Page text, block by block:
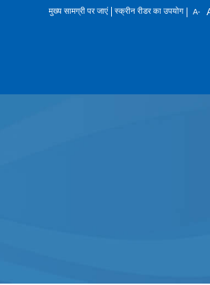
मुख्य सामग्री पर जाएं स्क्रीन रीडर का उपयोग